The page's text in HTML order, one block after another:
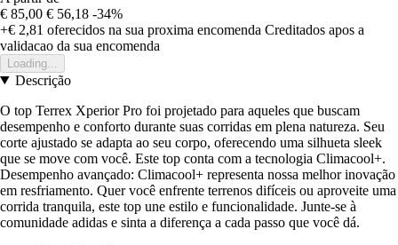
€ 85,00 € 56,18 -34%
+€ 2,81 oferecidos na sua proxima encomenda Creditados apos a
validacao da sua encomenda
Loading...
Descrição
O top Terrex Xperior Pro foi projetado para aqueles que buscam
desempenho e conforto durante suas corridas em plena natureza. Seu
corte ajustado se adapta ao seu corpo, oferecendo uma silhueta sleek
que se move com você. Este top conta com a tecnologia Climacool+.
Desempenho avançado: Climacool+ representa nossa melhor inovação
em resfriamento. Quer você enfrente terrenos difíceis ou aproveite uma
corrida tranquila, este top une estilo e funcionalidade. Junte-se à
comunidade adidas e sinta a diferença a cada passo que você dá.